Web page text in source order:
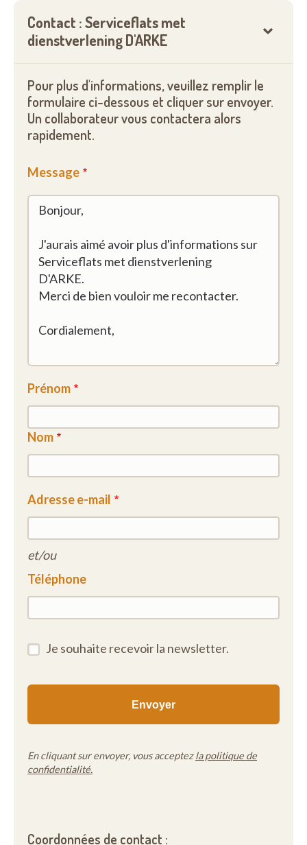
Contact : Serviceflats met
dienstverlening D'ARKE
Pour plus d'informations, veuillez remplir le
formulaire ci-dessous et cliquer sur envoyer.
Un collaborateur vous contactera alors
rapidement.
Message
Prénom
Nom
Adresse e-mail
et/ou
Téléphone
Je souhaite recevoir la newsletter.
En cliquant sur envoyer, vous acceptezla politique de
confidentialité.
Coordonnées de contact :